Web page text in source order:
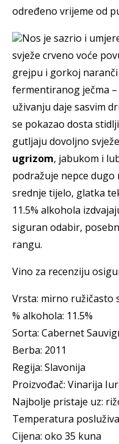
određeno vrijeme od
Nos je sazrio i
svježe crveno voće
grejpu i gorkoj
fermentiranog ječma
uživanju daje sasvim
se pokazao dosta
gutljaju dovoljno
ugrizom, jabukom i
podražuje nepce dugo
srednje tijelo, glatka
11.5% alkohola
siguran odabir,
rangu.
Vino za recenziju
Vrsta: mirno ružičasto
% alkohola: 11.5%
Sorta: Cabernet
Berba: 2011
Regija: Slavonija
Proizvođač: Vinarija
Najbolje pristaje uz:
Temperatura
Cijena: oko 35 kuna